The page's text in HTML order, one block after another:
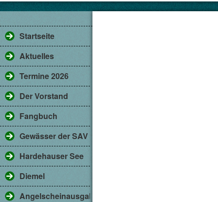
Startseite
Aktuelles
Termine 2026
Der Vorstand
Fangbuch
Gewässer der SAV
Hardehauser See
Diemel
Angelscheinausgabe